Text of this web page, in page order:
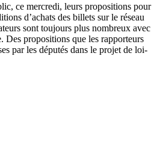
ce mercredi, leurs propositions pour
d’achats des billets sur le réseau
sont toujours plus nombreux avec
Des propositions que les rapporteurs
par les députés dans le projet de loi-